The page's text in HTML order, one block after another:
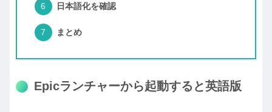
日本語化を確認
まとめ
Epicランチャーから起動すると英語版